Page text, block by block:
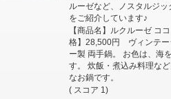
ルーゼなど、ノスタルジ
をご紹介しています♪
【商品名】ルクルーゼ コ
格】28,500円 ヴィンテー
ー製 両手鍋。 お色は、海
す。 炊飯・煮込み料理な
なお鍋です。
( スコア 1)